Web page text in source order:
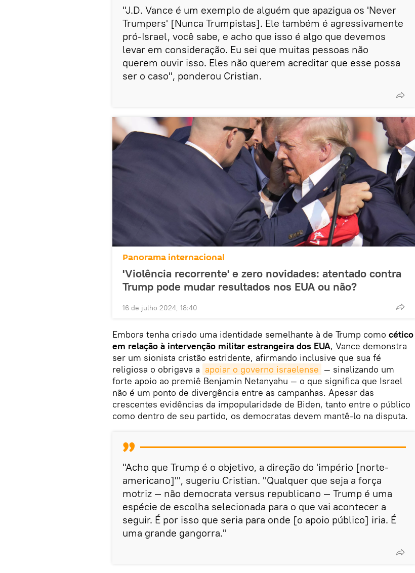
"J.D. Vance é um exemplo de alguém que apazigua os 'Never
Trumpers' [Nunca Trumpistas]. Ele também é agressivamente
pró-Israel, você sabe, e acho que isso é algo que devemos
levar em consideração. Eu sei que muitas pessoas não
querem ouvir isso. Eles não querem acreditar que esse possa
ser o caso", ponderou Cristian.
Panorama internacional
'Violência recorrente' e zero novidades: atentado contra
Trump pode mudar resultados nos EUA ou não?
16 de julho 2024, 18:40
Embora tenha criado uma identidade semelhante à de Trump como cético
em relação à intervenção militar estrangeira dos EUA, Vance demonstra
ser um sionista cristão estridente, afirmando inclusive que sua fé
religiosa o obrigava a apoiar o governo israelense — sinalizando um
forte apoio ao premiê Benjamin Netanyahu — o que significa que Israel
não é um ponto de divergência entre as campanhas. Apesar das
crescentes evidências da impopularidade de Biden, tanto entre o público
como dentro de seu partido, os democratas devem mantê-lo na disputa.
"Acho que Trump é o objetivo, a direção do 'império [norte-
americano]'", sugeriu Cristian. "Qualquer que seja a força
motriz — não democrata versus republicano — Trump é uma
espécie de escolha selecionada para o que vai acontecer a
seguir. É por isso que seria para onde [o apoio público] iria. É
uma grande gangorra."